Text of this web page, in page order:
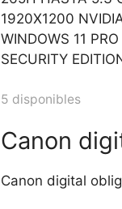
1920X1200
WINDOWS 11
SECURITY
5 disponibles
Canon
Canon digital